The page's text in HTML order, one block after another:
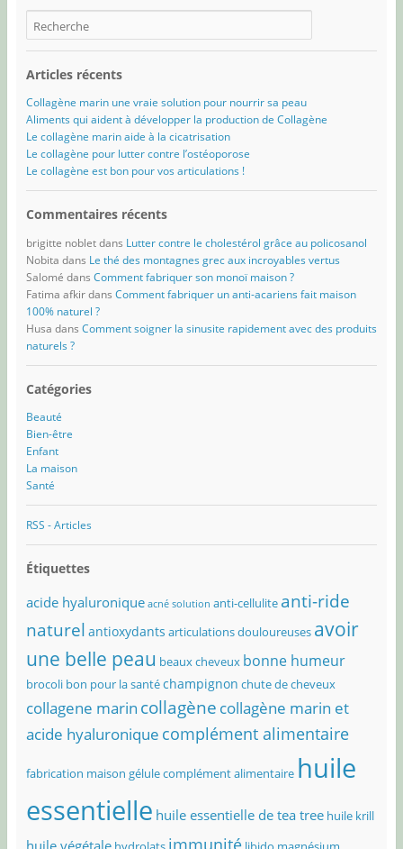
Articles récents
Collagène marin une vraie solution pour nourrir sa peau
Aliments qui aident à développer la production de Collagène
Le collagène marin aide à la cicatrisation
Le collagène pour lutter contre l’ostéoporose
Le collagène est bon pour vos articulations !
Commentaires récents
brigitte nobletdans Lutter contre le cholestérol grâce au policosanol
Nobita dans Le thé des montagnes grec aux incroyables vertus
Salomé dans Comment fabriquer son monoï maison ?
Fatima afkirdans Comment fabriquer un anti-acariens fait maison
100% naturel ?
Husa dans Comment soigner la sinusite rapidement avec des produits
naturels ?
Catégories
Beauté
Bien-être
Enfant
La maison
Santé
RSS - Articles
Étiquettes
acide hyaluronique acné solution anti-cellulite anti-ride
naturel antioxydants articulations douloureuses avoir
une belle peau beaux cheveux bonne humeur
brocoli bon pour la santé champignon chute de cheveux
collagene marin collagène collagène marin et
acide hyaluronique complément alimentaire
fabrication maison gélule complément alimentaire huile
essentielle huile essentielle de tea tree huile krill
immunité